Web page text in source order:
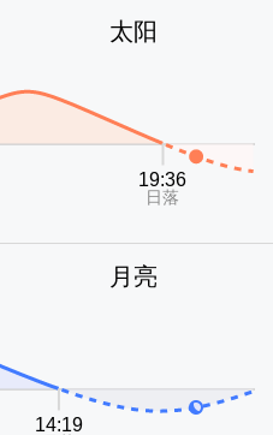
太阳
月亮